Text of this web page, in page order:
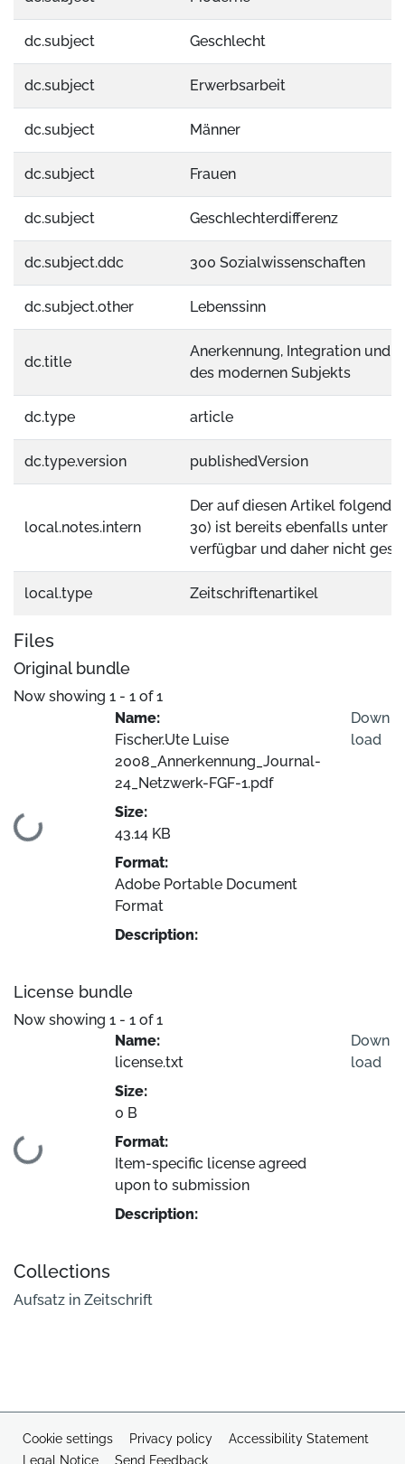
dc.subject Geschlecht
dc.subject Erwerbsarbeit
dc.subject Männer
dc.subject Frauen
dc.subject Geschlechterdifferenz
dc.subject.ddc 300 Sozialwissenschaften
dc.subject.other Lebenssinn
dc.title
Anerkennung, Integration und
des modernen Subjekts
dc.type article
dc.type.version publishedVersion
local.notes.intern
Der auf diesen Artikel folgende
30) ist bereits ebenfalls unter
verfügbar und daher nicht
local.type Zeitschriftenartikel
Files
Original bundle
Now showing 1 - 1 of 1
Loading...
Name:
Fischer.Ute Luise
2008_Annerkennung_Journal-
24_Netzwerk-FGF-1.pdf
Size:
43.14 KB
Format:
Adobe Portable Document
Format
Description:
Down
load
License bundle
Now showing 1 - 1 of 1
Loading...
Name:
license.txt
Size:
0 B
Format:
Item-specific license agreed
upon to submission
Description:
Down
load
Collections
Aufsatz in Zeitschrift
Cookie settings Privacy policy
Accessibility Statement
Legal Notice
Send Feedback